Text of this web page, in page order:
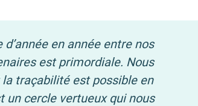
en année entre nos
est primordiale. Nous
traçabilité est possible en
un cercle vertueux qui nous